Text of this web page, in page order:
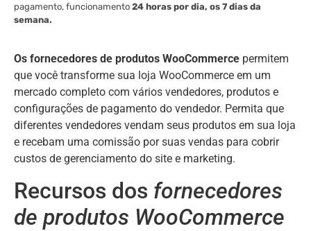
Os fornecedores de produtos WooCommerce permitem
que você transforme sua loja WooCommerce em um
mercado completo com vários vendedores, produtos e
configurações de pagamento do vendedor. Permita que
diferentes vendedores vendam seus produtos em sua loja
e recebam uma comissão por suas vendas para cobrir
custos de gerenciamento do site e marketing.
Recursos dos fornecedores
de produtos WooCommerce
pagamento, funcionamento 24 horas por dia, os 7 dias da
semana.